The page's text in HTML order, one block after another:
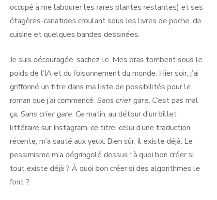
occupé à me labourer les rares plantes restantes) et ses
étagères-cariatides croulant sous les livres de poche, de
cuisine et quelques bandes dessinées.
Je suis découragée, sachez-le. Mes bras tombent sous le
poids de l’IA et du foisonnement du monde. Hier soir, j’ai
griffonné un titre dans ma liste de possibilités pour le
roman que j’ai commencé. Sans crier gare. C’est pas mal
ça, Sans crier gare. Ce matin, au détour d’un billet
littéraire sur Instagram, ce titre, celui d’une traduction
récente, m’a sauté aux yeux. Bien sûr, il existe déjà. Le
pessimisme m’a dégringolé dessus : à quoi bon créer si
tout existe déjà ? À quoi bon créer si des algorithmes le
font ?